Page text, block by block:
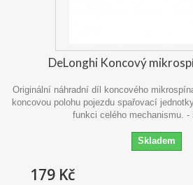
DeLonghi Koncový
Originální náhradní díl koncového
koncovou polohu pojezdu spařovací
funkci celého mechanismu. -
Skladem
179 Kč